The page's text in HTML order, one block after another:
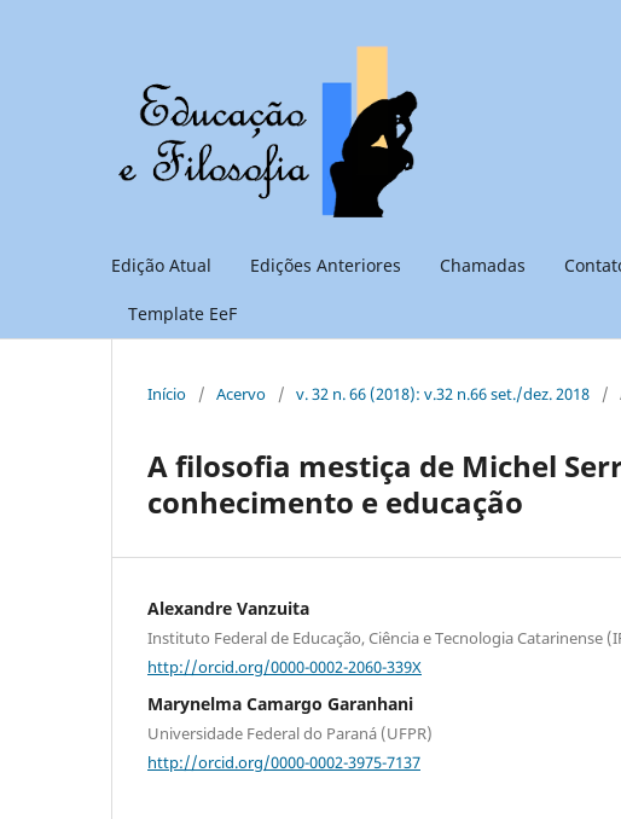
Edição Atual Edições Anteriores Chamadas
Template EeF
Início / Acervo / v. 32 n. 66 (2018): v.32 n.66 set./dez. 2018 /
A filosofia mestiça de Michel
conhecimento e educação
Alexandre Vanzuita
Instituto Federal de Educação, Ciência e Tecnologia Catarinense
http://orcid.org/0000-0002-2060-339X
Marynelma Camargo Garanhani
Universidade Federal do Paraná (UFPR)
http://orcid.org/0000-0002-3975-7137